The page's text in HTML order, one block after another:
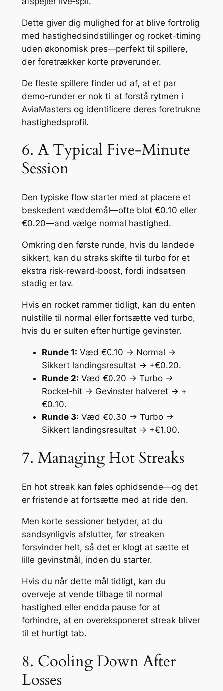
Dette giver dig mulighed for at blive fortrolig
med hastighedsindstillinger og rocket-timing
uden økonomisk pres—perfekt til spillere,
der foretrækker korte prøverunder.
De fleste spillere finder ud af, at et par
demo-runder er nok til at forstå rytmen i
AviaMasters og identificere deres foretrukne
hastighedsprofil.
6. A Typical Five‑Minute
Session
Den typiske flow starter med at placere et
beskedent væddemål—ofte blot €0.10 eller
€0.20—and vælge normal hastighed.
Omkring den første runde, hvis du landede
sikkert, kan du straks skifte til turbo for et
ekstra risk‑reward‑boost, fordi indsatsen
stadig er lav.
Hvis en rocket rammer tidligt, kan du enten
nulstille til normal eller fortsætte ved turbo,
hvis du er sulten efter hurtige gevinster.
Runde 1: Væd €0.10 → Normal →
Sikkert landingsresultat → +€0.20.
Runde 2: Væd €0.20 → Turbo →
Rocket‑hit → Gevinster halveret → +
€0.10.
Runde 3: Væd €0.30 → Turbo →
Sikkert landingsresultat → +€1.00.
7. Managing Hot Streaks
En hot streak kan føles ophidsende—og det
er fristende at fortsætte med at ride den.
Men korte sessioner betyder, at du
sandsynligvis afslutter, før streaken
forsvinder helt, så det er klogt at sætte et
lille gevinstmål, inden du starter.
Hvis du når dette mål tidligt, kan du
overveje at vende tilbage til normal
hastighed eller endda pause for at
forhindre, at en overeksponeret streak bliver
til et hurtigt tab.
8. Cooling Down After
Losses